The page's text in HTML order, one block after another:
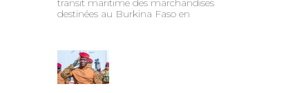
transit maritime des marchandises
destinées au Burkina Faso en